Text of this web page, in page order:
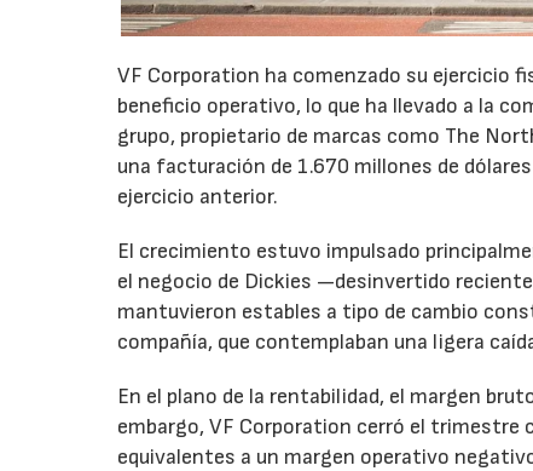
VF Corporation ha comenzado su ejercicio
beneficio operativo, lo que ha llevado a la
grupo, propietario de marcas como The
una facturación de 1.670 millones de
ejercicio anterior.
El crecimiento estuvo impulsado
el negocio de Dickies —desinvertido
mantuvieron estables a tipo de cambio
compañía, que contemplaban una ligera
En el plano de la rentabilidad, el margen
embargo, VF Corporation cerró el trimestre
equivalentes a un margen operativo